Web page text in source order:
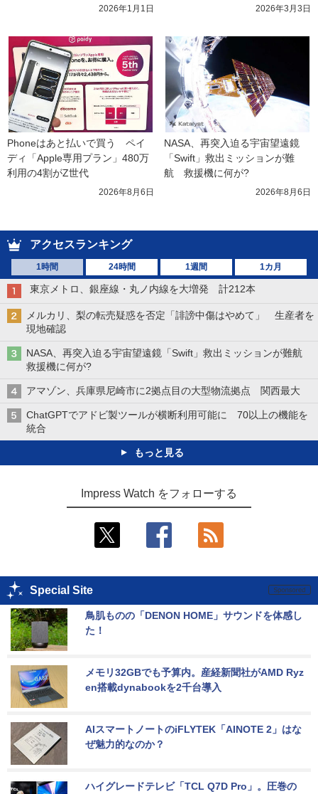
2026年1月1日 2026年3月3日
Phoneはあと払いで買う　ペイ
ディ「Apple専用プラン」480万
利用の4割がZ世代
2026年8月6日
NASA、再突入迫る宇宙望遠鏡
「Swift」救出ミッションが難
航　救援機に何が?
2026年8月6日
アクセスランキング
1時間 24時間 1週間 1カ月
東京メトロ、銀座線・丸ノ内線を大増発 計212本
メルカリ、梨の転売疑惑を否定「誹謗中傷はやめて」 生産者を
現地確認
NASA、再突入迫る宇宙望遠鏡「Swift」救出ミッションが難航
救援機に何が?
アマゾン、兵庫県尼崎市に2拠点目の大型物流拠点 関西最大
ChatGPTでアドビ製ツールが横断利用可能に 70以上の機能を
統合
もっと見る
Impress Watch をフォローする
Special Site
鳥肌ものの「DENON HOME」サウンドを体感し
た！
メモリ32GBでも予算内。産経新聞社がAMD Ryz
en搭載dynabookを2千台導入
AIスマートノートのiFLYTEK「AINOTE 2」はな
ぜ魅力的なのか？
ハイグレードテレビ「TCL Q7D Pro」。圧巻の